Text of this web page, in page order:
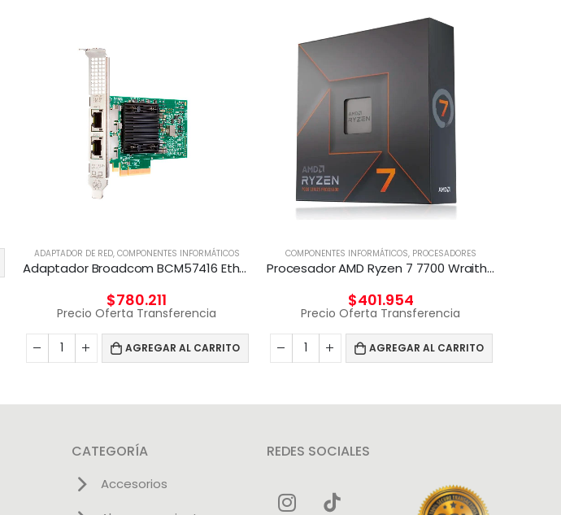
ADAPTADOR DE RED, COMPONENTES INFORMÁTICOS
Adaptador Broadcom BCM57416 Ethernet 10 Gb 2 puertos BASE-T para HPE
$780.211
Precio Oferta Transferencia
AGREGAR AL CARRITO
COMPONENTES INFORMÁTICOS, PROCESADORES
Procesador AMD Ryzen 7 7700 Wraith Prism 65W
$401.954
Precio Oferta Transferencia
AGREGAR AL CARRITO
CATEGORÍA
Accesorios
REDES SOCIALES